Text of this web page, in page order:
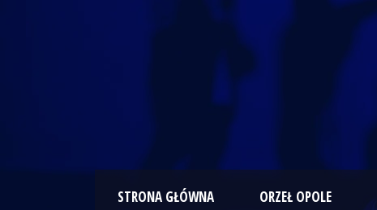
STRONA GŁÓWNA ORZEŁ OPOLE